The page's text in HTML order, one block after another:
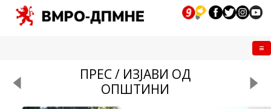
ПРЕС / ИЗЈАВИ ОД
ОПШТИНИ